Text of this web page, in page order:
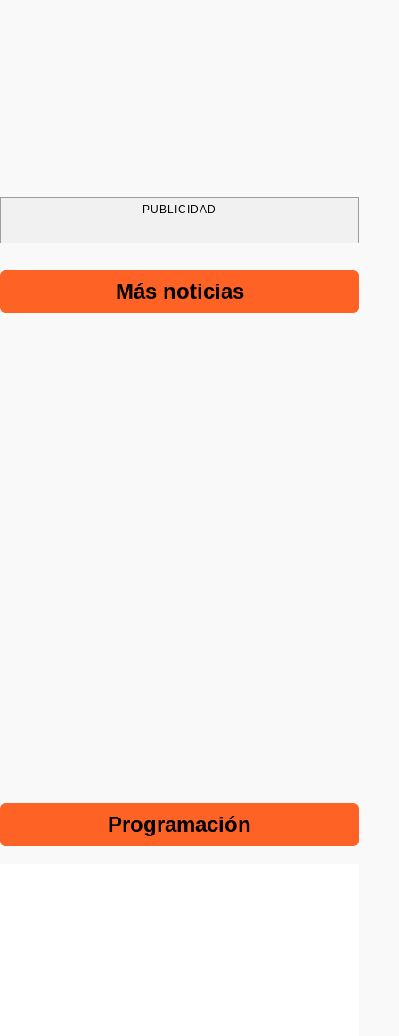
PUBLICIDAD
Más noticias
Programación